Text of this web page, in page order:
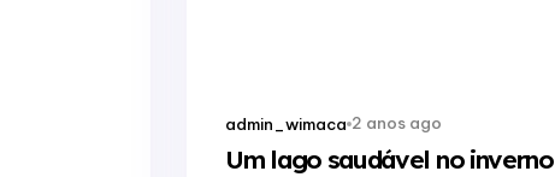
admin_wimaca 2 anos ago
Um lago saudável no inverno